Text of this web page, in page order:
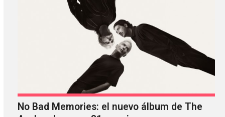
No Bad Memories: el nuevo álbum de The